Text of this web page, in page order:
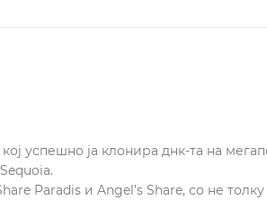
успешно ја клонира днк-та на
Paradis и Angel’s Share, со не